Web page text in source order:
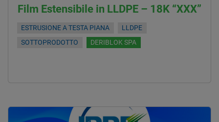
Film Estensibile in LLDPE – 18K “XXX”
ESTRUSIONE A TESTA PIANA
LLDPE
SOTTOPRODOTTO
DERIBLOK SPA